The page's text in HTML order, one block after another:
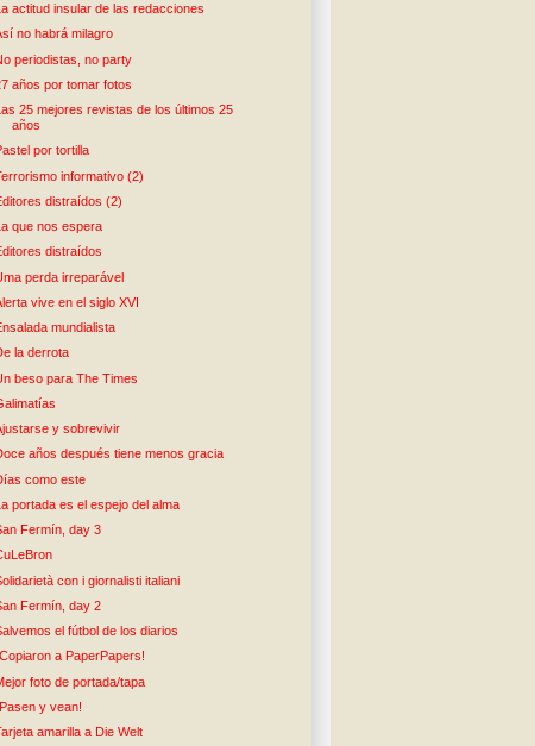
actitud insular de las redacciones
no habrá milagro
periodistas, no party
años por tomar fotos
25 mejores revistas de los últimos 25
años
por tortilla
informativo (2)
distraídos (2)
que nos espera
distraídos
perda irreparável
vive en el siglo XVI
mundialista
la derrota
beso para The Times
y sobrevivir
años después tiene menos gracia
como este
portada es el espejo del alma
Fermín, day 3
con i giornalisti italiani
Fermín, day 2
el fútbol de los diarios
a PaperPapers!
foto de portada/tapa
y vean!
amarilla a Die Welt